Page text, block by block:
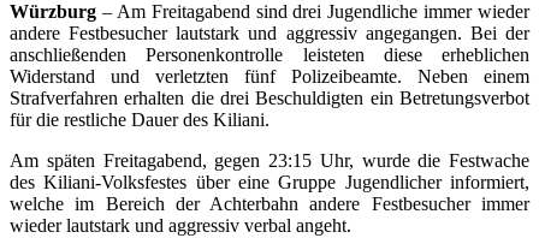
Würzburg – Am Freitagabend sind drei Jugendliche immer wieder
andere Festbesucher lautstark und aggressiv angegangen. Bei der
anschließenden Personenkontrolle leisteten diese erheblichen
Widerstand und verletzten fünf Polizeibeamte. Neben einem
Strafverfahren erhalten die drei Beschuldigten ein Betretungsverbot
für die restliche Dauer des Kiliani.
Am späten Freitagabend, gegen 23:15 Uhr, wurde die Festwache
des Kiliani-Volksfestes über eine Gruppe Jugendlicher informiert,
welche im Bereich der Achterbahn andere Festbesucher immer
wieder lautstark und aggressiv verbal angeht.